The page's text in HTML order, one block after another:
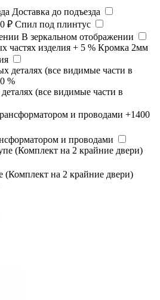
Доставка до подъезда
Спил под плинтус
В зеркальном отображении
Кромка 2мм
(все видимые части в
и проводами
(Комплект на 2 крайние двери)